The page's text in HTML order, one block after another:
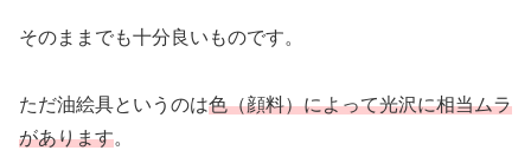
そのままでも十分良いものです。
ただ油絵具というのは色（顔料）によって光沢に相当ムラ
があります。